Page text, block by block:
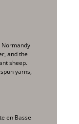
Normandy
and the
sheep.
yarns,
en Basse